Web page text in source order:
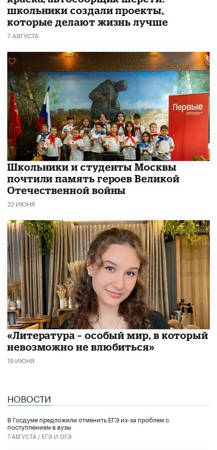
школьники создали проекты,
которые делают жизнь лучше
7 АВГУСТА
Школьники и студенты Москвы
почтили память героев Великой
Отечественной войны
22 ИЮНЯ
​«Литература – особый мир, в который
невозможно не влюбиться»
19 ИЮНЯ
НОВОСТИ
В Госдуме предложили отменить ЕГЭ из-за проблем с
поступлением в вузы
7 АВГУСТА / ЕГЭ И ОГЭ